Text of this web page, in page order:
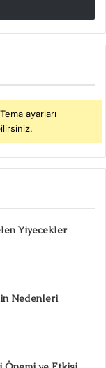
ayarları
Yiyecekler
Nedenleri